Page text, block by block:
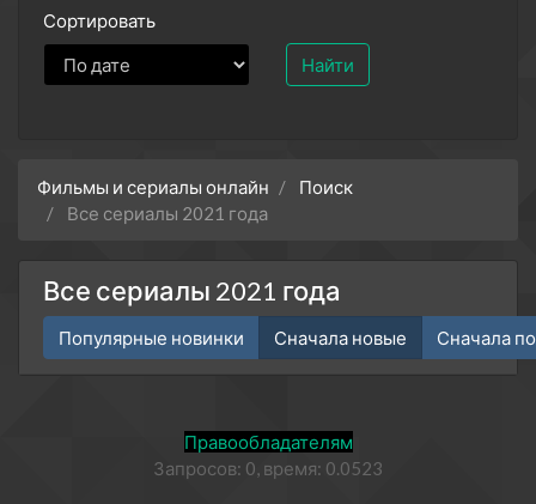
Сортировать
Найти
Фильмы и сериалы онлайн
Поиск
Все сериалы 2021 года
Все сериалы 2021 года
Популярные новинки Сначала новые Сначала
Правообладателям
Запросов: 0, время: 0.0523